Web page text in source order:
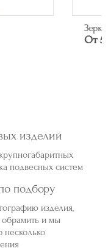
цвета серебро
изделий
подвесных систем
подбору
изделия,
обрамить и мы
несколько